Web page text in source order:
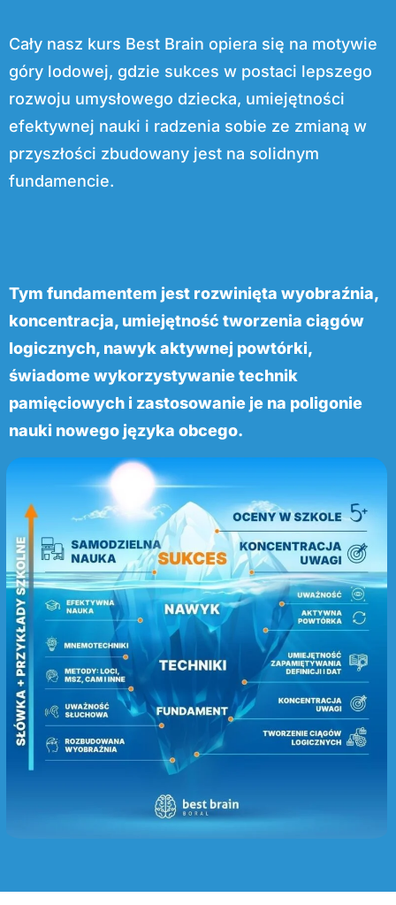
Cały nasz kurs Best Brain opiera się na motywie
góry lodowej, gdzie sukces w postaci lepszego
rozwoju umysłowego dziecka, umiejętności
efektywnej nauki i radzenia sobie ze zmianą w
przyszłości zbudowany jest na solidnym
fundamencie.
Tym fundamentem jest rozwinięta wyobraźnia,
koncentracja, umiejętność tworzenia ciągów
logicznych, nawyk aktywnej powtórki,
świadome wykorzystywanie technik
pamięciowych i zastosowanie je na poligonie
nauki nowego języka obcego.